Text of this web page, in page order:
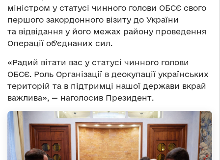
міністром у статусі чинного голови ОБСЄ свого
першого закордонного візиту до України
та відвідання у його межах району проведення
Операції об’єднаних сил.
«Радий вітати вас у статусі чинного голови
ОБСЄ. Роль Організації в деокупації українських
територій та в підтримці нашої держави вкрай
важлива», — наголосив Президент.